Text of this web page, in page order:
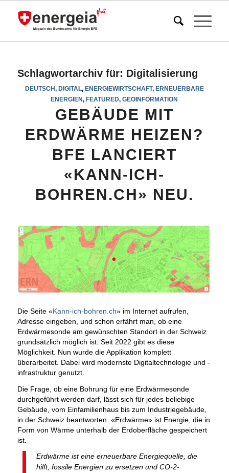
Schlagwortarchiv für: Digitalisierung
DEUTSCH, DIGITAL, ENERGIEWIRTSCHAFT, ERNEUERBARE
ENERGIEN,FEATURED,GEOINFORMATION
GEBÄUDE MIT
ERDWÄRME HEIZEN?
BFE LANCIERT
«KANN-ICH-
BOHREN.CH» NEU.
Die Seite «Kann-ich-bohren.ch» im Internet aufrufen,
Adresse eingeben, und schon erfährt man, ob eine
Erdwärmesonde am gewünschten Standort in der Schweiz
grundsätzlich möglich ist. Seit 2022 gibt es diese
Möglichkeit. Nun wurde die Applikation komplett
überarbeitet. Dabei wird modernste Digitaltechnologie und -
infrastruktur genutzt.
Die Frage, ob eine Bohrung für eine Erdwärmesonde
durchgeführt werden darf, lässt sich für jedes beliebige
Gebäude, vom Einfamilienhaus bis zum Industriegebäude,
in der Schweiz beantworten. «Erdwärme» ist Energie, die in
Form von Wärme unterhalb der Erdoberfläche gespeichert
ist.
Erdwärme ist eine erneuerbare Energiequelle, die
hilft, fossile Energien zu ersetzen und CO-2-